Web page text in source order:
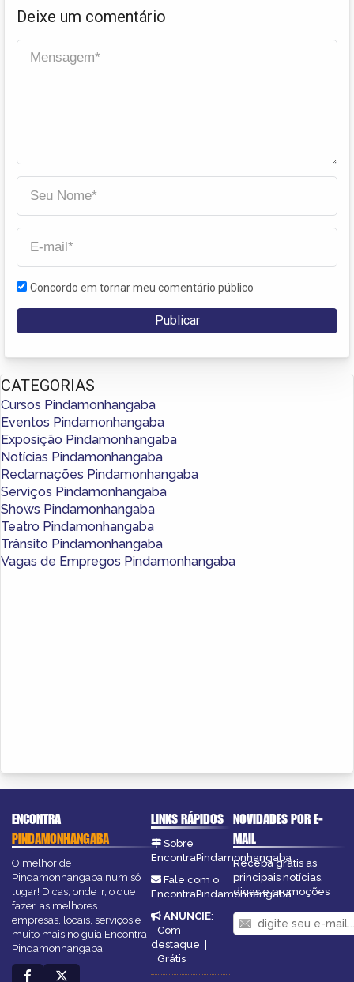
Deixe um comentário
Concordo em tornar meu comentário público
CATEGORIAS
Cursos Pindamonhangaba
Eventos Pindamonhangaba
Exposição Pindamonhangaba
Notícias Pindamonhangaba
Reclamações Pindamonhangaba
Serviços Pindamonhangaba
Shows Pindamonhangaba
Teatro Pindamonhangaba
Trânsito Pindamonhangaba
Vagas de Empregos Pindamonhangaba
ENCONTRA
PINDAMONHANGABA
O melhor de
Pindamonhangaba num só
lugar! Dicas, onde ir, o que
fazer, as melhores
empresas, locais, serviços e
muito mais no guia Encontra
Pindamonhangaba.
LINKS RÁPIDOS
Sobre
EncontraPindamonhangaba
Fale com o
EncontraPindamonhangaba
ANUNCIE:
Com
destaque
Grátis
NOVIDADES POR E-
MAIL
Receba grátis as
principais notícias,
dicas e promoções